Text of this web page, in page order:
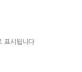
표시됩니다